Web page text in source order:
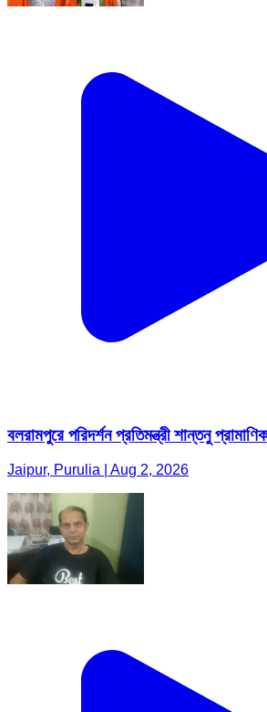
বলরামপুরে পরিদর্শন প্রতিমন্ত্রী শান্তনু
Jaipur, Purulia | Aug 2, 2026